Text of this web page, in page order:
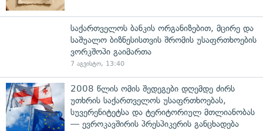
საქართველოს ბანკის ორგანიზებით, მცირე და
საშუალო ბიზნესისთვის შრომის უსაფრთხოების
ვორკშოპი გაიმართა
7 აგვისტო, 13:40
2008 წლის ომის შედეგები დღემდე ძირს
უთხრის საქართველოს უსაფრთხოებას,
სუვერენიტეტსა და ტერიტორიულ მთლიანობას
— ევროკავშირის პრესპიკერის განცხადება